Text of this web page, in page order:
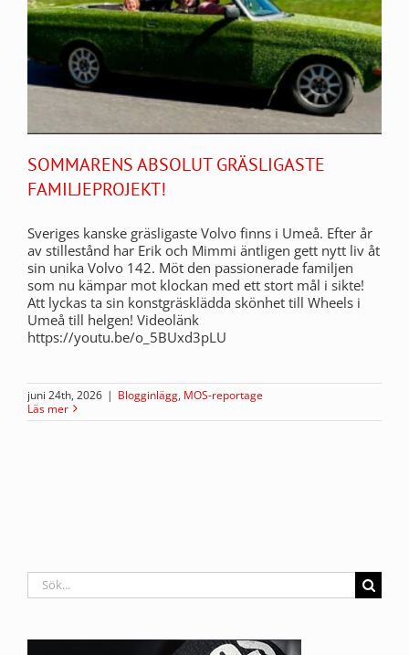
SOMMARENS ABSOLUT GRÄSLIGASTE
FAMILJEPROJEKT!
Sveriges kanske gräsligaste Volvo finns i Umeå. Efter år
av stillestånd har Erik och Mimmi äntligen gett nytt liv åt
sin unika Volvo 142. Möt den passionerade familjen
som nu kämpar mot klockan med ett stort mål i sikte!
Att lyckas ta sin konstgräsklädda skönhet till Wheels i
Umeå till helgen! Videolänk
https://youtu.be/o_5BUxd3pLU
juni 24th, 2026 | Blogginlägg, MOS-reportage
Läs mer
Sök
efter: